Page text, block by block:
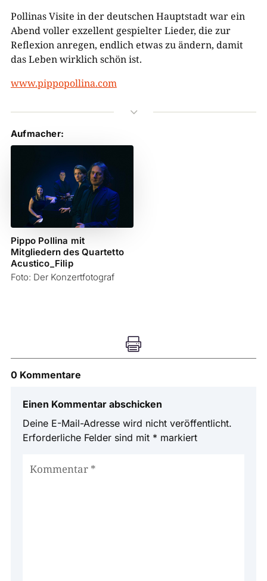
Pollinas Visite in der deutschen Hauptstadt war ein
Abend voller exzellent gespielter Lieder, die zur
Reflexion anregen, endlich etwas zu ändern, damit
das Leben wirklich schön ist.
www.pippopollina.com
3
Aufmacher:
Pippo Pollina mit
Mitgliedern des Quartetto
Acustico_Filip
Foto: Der Konzertfotograf

0 Kommentare
Einen Kommentar abschicken
Deine E-Mail-Adresse wird nicht veröffentlicht.
Erforderliche Felder sind mit * markiert